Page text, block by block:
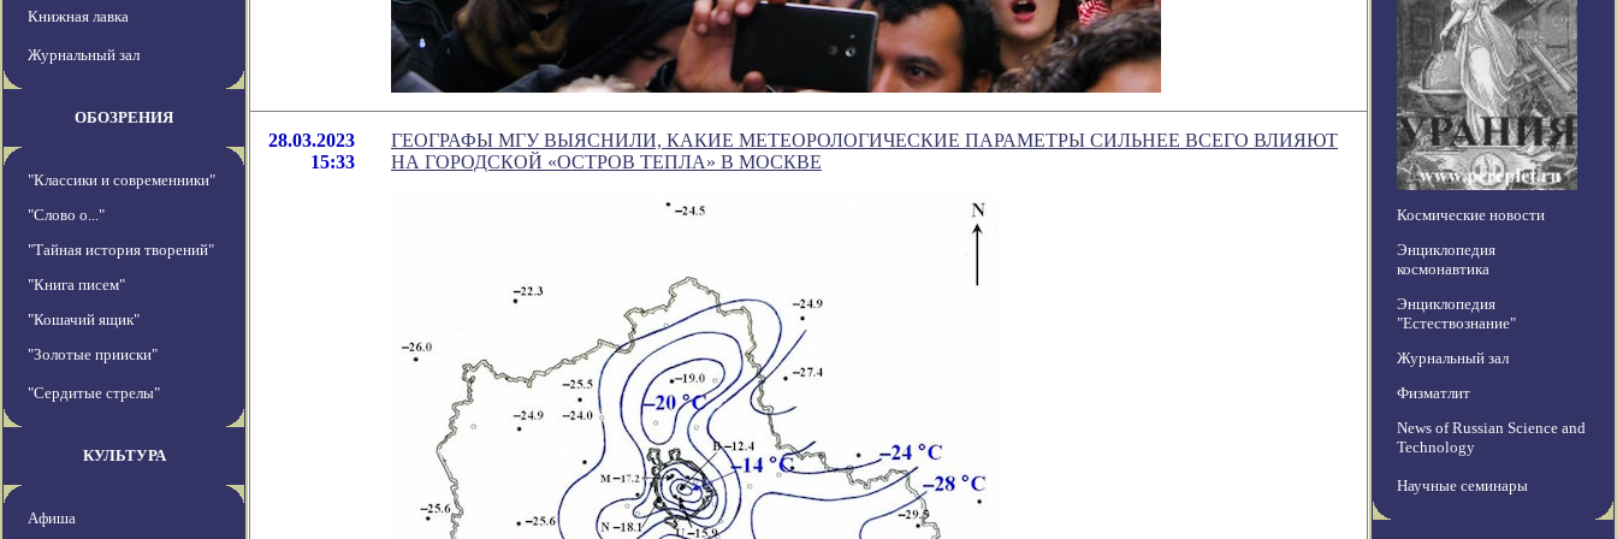
Книжная лавка
Журнальный зал
ОБОЗРЕНИЯ
"Классики и современники"
"Слово о..."
"Тайная история творений"
"Книга писем"
"Кошачий ящик"
"Золотые прииски"
"Сердитые стрелы"
КУЛЬТУРА
Афиша
28.03.2023
15:33
ГЕОГРАФЫ МГУ ВЫЯСНИЛИ, КАКИЕ МЕТЕОРОЛОГИЧЕСКИЕ ПАРАМЕТРЫ СИЛЬНЕЕ ВСЕГО ВЛИЯЮТ
НА ГОРОДСКОЙ «ОСТРОВ ТЕПЛА» В МОСКВЕ
Космические новости
Энциклопедия
космонавтика
Энциклопедия
"Естествознание"
Журнальный зал
Физматлит
News of Russian Science and
Technology
Научные семинары